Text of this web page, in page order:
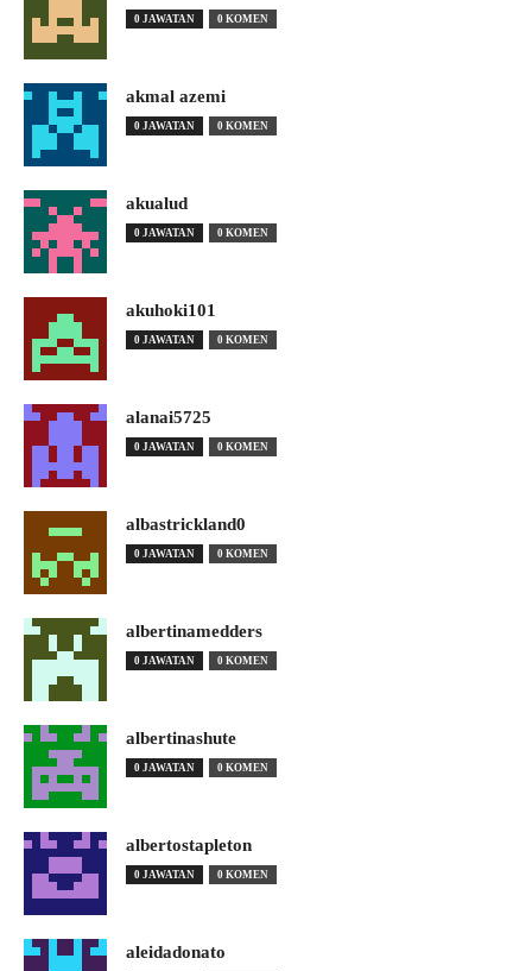
0 JAWATAN 0 KOMEN
akmal azemi
0 JAWATAN 0 KOMEN
akualud
0 JAWATAN 0 KOMEN
akuhoki101
0 JAWATAN 0 KOMEN
alanai5725
0 JAWATAN 0 KOMEN
albastrickland0
0 JAWATAN 0 KOMEN
albertinamedders
0 JAWATAN 0 KOMEN
albertinashute
0 JAWATAN 0 KOMEN
albertostapleton
0 JAWATAN 0 KOMEN
aleidadonato